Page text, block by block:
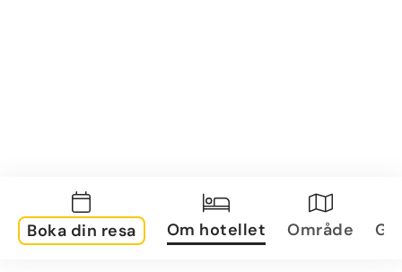
Boka din resa Om hotellet Område